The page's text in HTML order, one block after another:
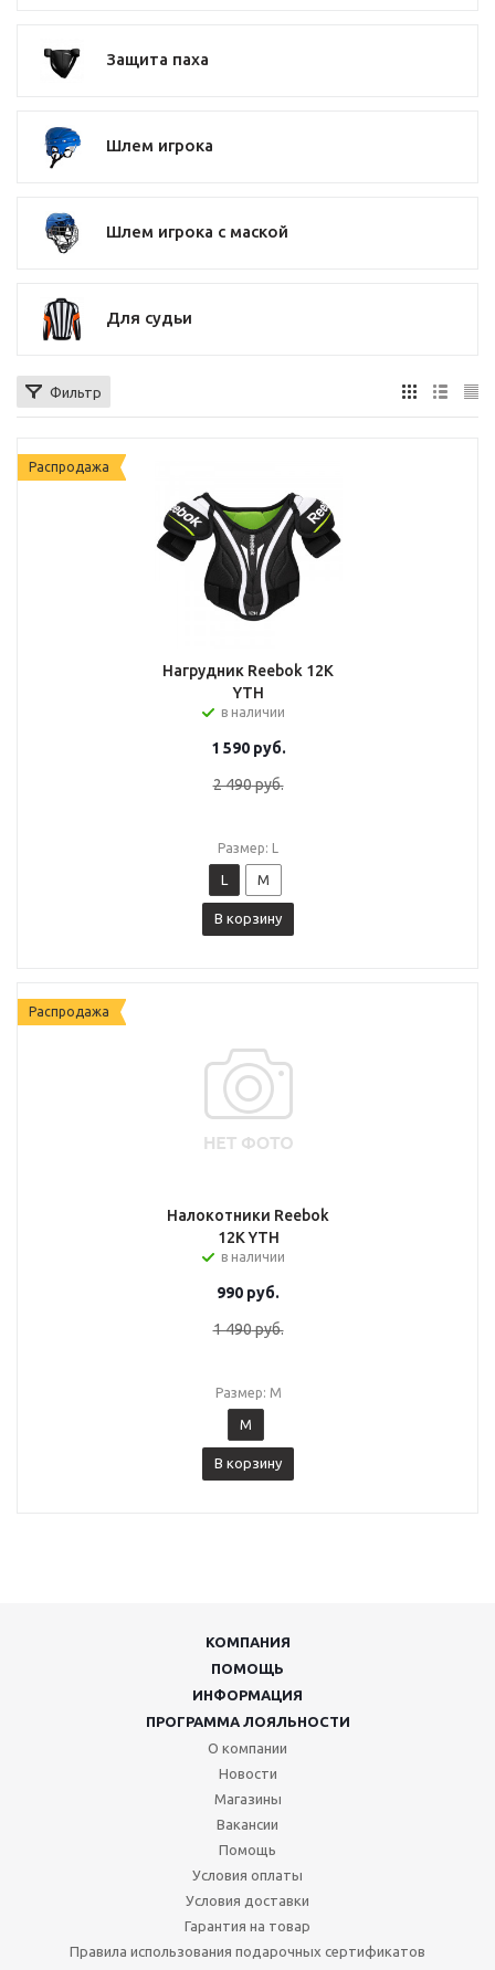
Защита паха
Шлем игрока
Шлем игрока с маской
Для судьи
Фильтр
Распродажа
Нагрудник Reebok 12K
YTH
в наличии
1 590руб.
2 490руб.
Размер: L
L M
В корзину
Распродажа
Налокотники Reebok
12K YTH
в наличии
990 руб.
1 490руб.
Размер: M
M
В корзину
КОМПАНИЯ
ПОМОЩЬ
ИНФОРМАЦИЯ
ПРОГРАММА ЛОЯЛЬНОСТИ
О компании
Новости
Магазины
Вакансии
Помощь
Условия оплаты
Условия доставки
Гарантия на товар
Правила использования подарочных сертификатов